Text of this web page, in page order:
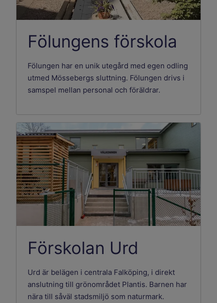
Fölungens förskola
Fölungen har en unik utegård med egen odling
utmed Mössebergs sluttning. Fölungen drivs i
samspel mellan personal och föräldrar.
Förskolan Urd
Urd är belägen i centrala Falköping, i direkt
anslutning till grönområdet Plantis. Barnen har
nära till såväl stadsmiljö som naturmark.